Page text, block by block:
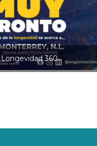
Longevidad 360